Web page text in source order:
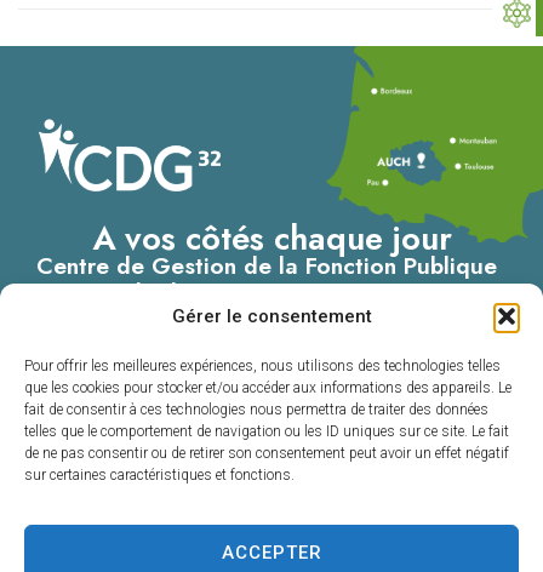
Gérer le consentement
Pour offrir les meilleures expériences, nous utilisons des technologies telles
que les cookies pour stocker et/ou accéder aux informations des appareils. Le
fait de consentir à ces technologies nous permettra de traiter des données
telles que le comportement de navigation ou les ID uniques sur ce site. Le fait
de ne pas consentir ou de retirer son consentement peut avoir un effet négatif
sur certaines caractéristiques et fonctions.
ACCEPTER
A vos côtés chaque jour
Centre de Gestion de la Fonction Publique
Territoriale du Gers
4, Place du Maréchal Lannes
– B.P. 80002
32001 AUCH CEDEX
05 62 60 15 00
Nous contacter